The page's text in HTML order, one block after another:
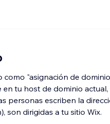
"asignación de
tu host de dominio
personas escriben la
son dirigidas a tu sitio Wix.